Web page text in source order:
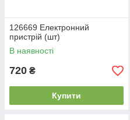
126669 Електронний
пристрій (шт)
В наявності
720 ₴
Купити